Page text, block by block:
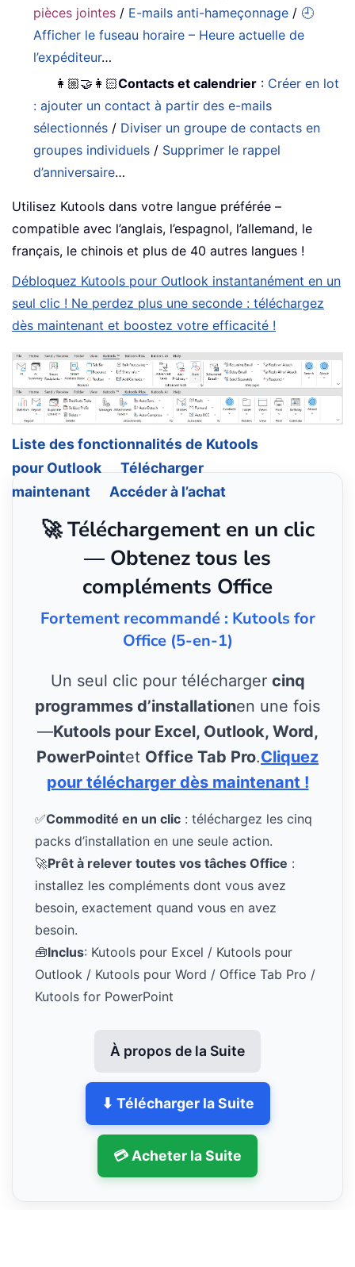
pièces jointes / E-mails anti-hameçonnage / 🕘
Afficher le fuseau horaire – Heure actuelle de
l’expéditeur…
👩🏼‍🤝‍👩🏻Contacts et calendrier : Créer en lot
: ajouter un contact à partir des e-mails
sélectionnés / Diviser un groupe de contacts en
groupes individuels / Supprimer le rappel
d’anniversaire…
Utilisez Kutools dans votre langue préférée –
compatible avec l’anglais, l’espagnol, l’allemand, le
français, le chinois et plus de 40 autres langues !
Débloquez Kutools pour Outlook instantanément en un
seul clic ! Ne perdez plus une seconde : téléchargez
dès maintenant et boostez votre efficacité !
Liste des fonctionnalités de Kutools
pour Outlook
Télécharger
maintenant
Accéder à l’achat
🚀 Téléchargement en un clic
— Obtenez tous les
compléments Office
Fortement recommandé : Kutools for
Office (5-en-1)
Un seul clic pour télécharger cinq
programmes d’installationen une fois
—Kutools pour Excel, Outlook, Word,
PowerPointet Office Tab Pro.Cliquez
pour télécharger dès maintenant !
✅Commodité en un clic : téléchargez les cinq
packs d’installation en une seule action.
🚀Prêt à relever toutes vos tâches Office :
installez les compléments dont vous avez
besoin, exactement quand vous en avez
besoin.
🧰Inclus: Kutools pour Excel / Kutools pour
Outlook / Kutools pour Word / Office Tab Pro /
Kutools for PowerPoint
À propos de la Suite
⬇ Télécharger la Suite
💳 Acheter la Suite